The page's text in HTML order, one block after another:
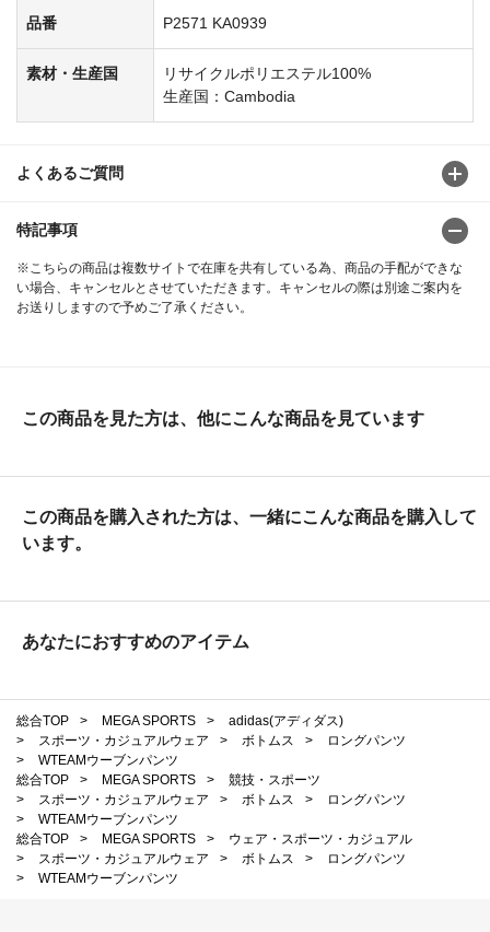
品番 P2571 KA0939
素材・生産国
リサイクルポリエステル100%
生産国：Cambodia
よくあるご質問
特記事項
※こちらの商品は複数サイトで在庫を共有している為、商品の手配ができな
い場合、キャンセルとさせていただきます。キャンセルの際は別途ご案内を
お送りしますので予めご了承ください。
この商品を見た方は、他にこんな商品を見ています
この商品を購入された方は、一緒にこんな商品を購入して
います。
あなたにおすすめのアイテム
総合TOP > MEGA SPORTS >
adidas(アディダス)
>
スポーツ・カジュアルウェア > ボトムス >
ロングパンツ
>
WTEAMウーブンパンツ
総合TOP
> MEGA SPORTS >
競技・スポーツ
>
スポーツ・カジュアルウェア > ボトムス >
ロングパンツ
>
WTEAMウーブンパンツ
総合TOP
> MEGA SPORTS >
ウェア・スポーツ・カジュアル
>
スポーツ・カジュアルウェア > ボトムス >
ロングパンツ
>
WTEAMウーブンパンツ